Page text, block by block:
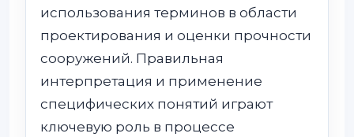
использования терминов в области
проектирования и оценки прочности
сооружений. Правильная
интерпретация и применение
специфических понятий играют
ключевую роль в процессе